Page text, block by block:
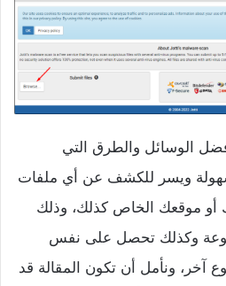
الوسائل والطرق التي
ويسر للكشف عن أي ملفات
موقعك الخاص كذلك، وذلك
وكذلك تحصل على نفس
آخر، ونأمل أن تكون المقالة قد